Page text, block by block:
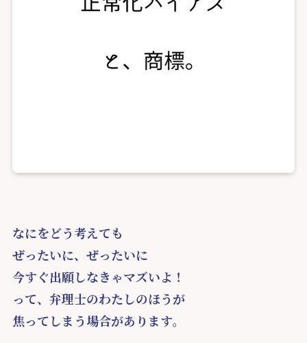
なにをどう考えても
ぜったいに、ぜったいに
今すぐ出願しなきゃマズいよ！
って、弁理士のわたしのほうが
焦ってしまう場合があります。